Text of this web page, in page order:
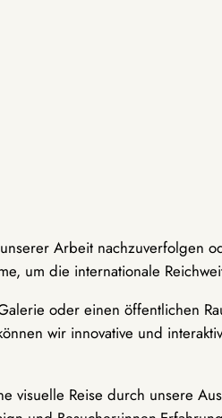
Arbeit nachzuverfolgen
um die internationale
oder einen öffentlichen
wir innovative und
visuelle Reise durch unsere